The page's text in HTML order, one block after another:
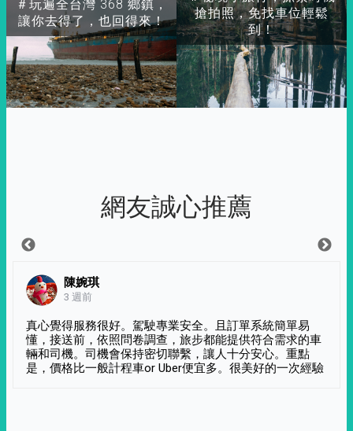
＃玩遍全台灣 368 鄉鎮，
讓你去得了，也回得來！
搶拍照，免找車位輕鬆
到！
網友誠心推薦
陳婉琪
3 週前
真心覺得服務很好。駕駛專業安全。且訂單系統簡單易
懂，接送前，依照問卷調查，旅步都能提供符合需求的車
輛和司機。司機會保持密切聯繫，讓人十分安心。重點
是，價格比一般計程車or Uber便宜多。很美好的一次經驗